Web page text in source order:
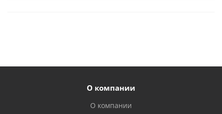
О компании
О компании